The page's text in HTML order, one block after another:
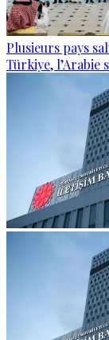
Plusieurs pays
Türkiye, l’Arabie